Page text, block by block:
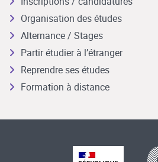
Organisation des études
Alternance / Stages
Partir étudier à l’étranger
Reprendre ses études
Formation à distance